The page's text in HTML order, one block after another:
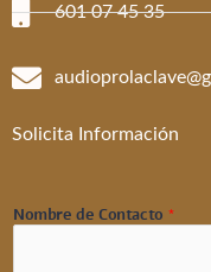
601 07 45 35
Solicita Información
Nombre de Contacto *